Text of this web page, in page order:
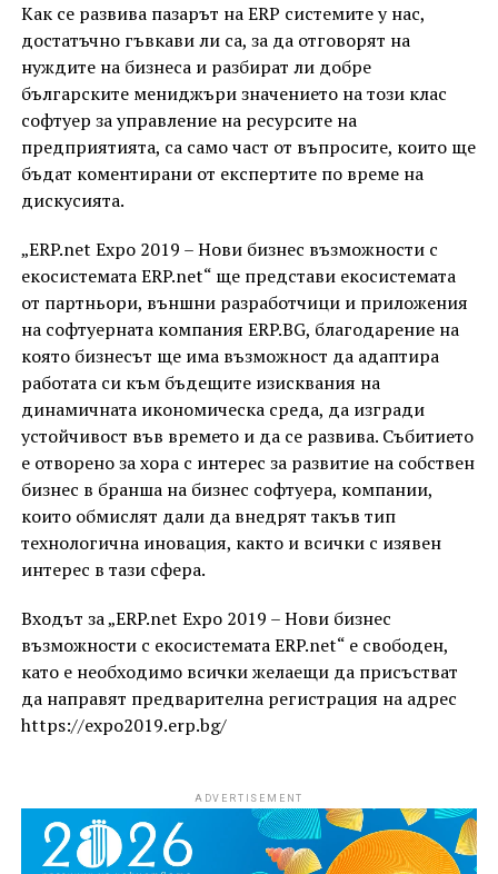
Как се развива пазарът на ERP системите у нас,
достатъчно гъвкави ли са, за да отговорят на
нуждите на бизнеса и разбират ли добре
българските мениджъри значението на този клас
софтуер за управление на ресурсите на
предприятията, са само част от въпросите, които ще
бъдат коментирани от експертите по време на
дискусията.
„ERP.net Expo 2019 – Нови бизнес възможности с
екосистемата ERP.net“ ще представи екосистемата
от партньори, външни разработчици и приложения
на софтуерната компания ERP.BG, благодарение на
която бизнесът ще има възможност да адаптира
работата си към бъдещите изисквания на
динамичната икономическа среда, да изгради
устойчивост във времето и да се развива. Събитието
е отворено за хора с интерес за развитие на собствен
бизнес в бранша на бизнес софтуера, компании,
които обмислят дали да внедрят такъв тип
технологична иновация, както и всички с изявен
интерес в тази сфера.
Входът за „ERP.net Expo 2019 – Нови бизнес
възможности с екосистемата ERP.net“ е свободен,
като е необходимо всички желаещи да присъстват
да направят предварителна регистрация на адрес
https://expo2019.erp.bg/
ADVERTISEMENT